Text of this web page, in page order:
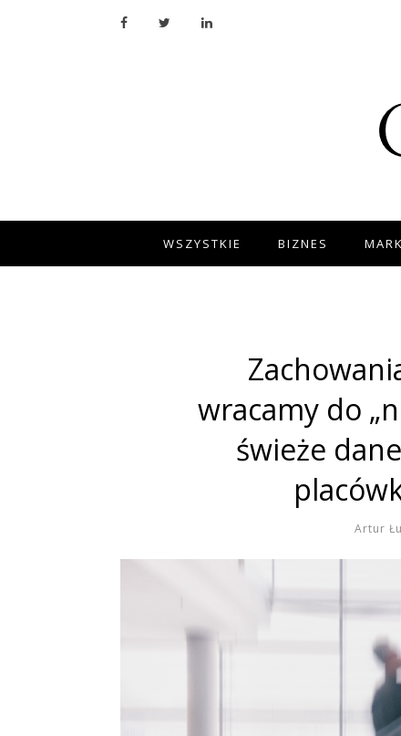
WSZYSTKIE BIZNES
wracamy do
świeże
Artur